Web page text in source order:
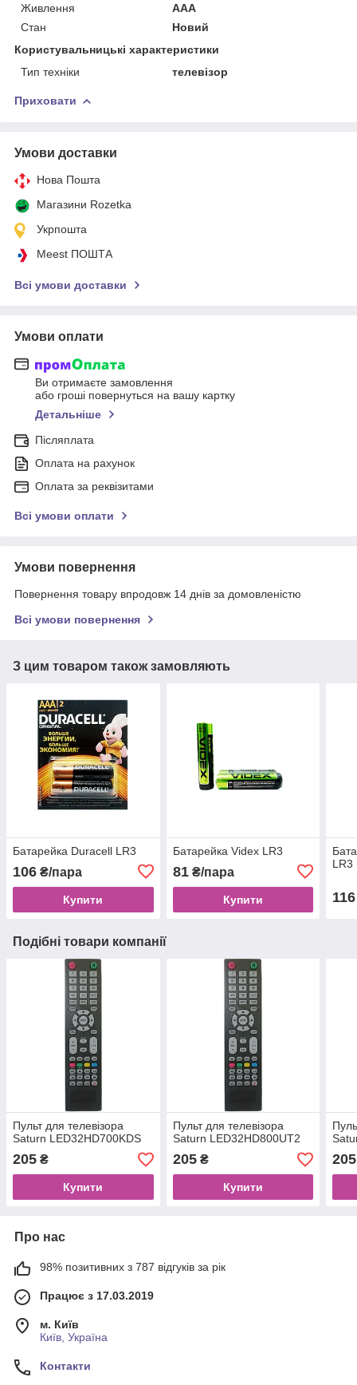
Живлення
AAA
Стан
Новий
Користувальницькі характеристики
Тип техніки
телевізор
Приховати
Умови доставки
Нова Пошта
Магазини Rozetka
Укрпошта
Meest ПОШТА
Всі умови доставки
Умови оплати
Ви отримаєте замовлення
або гроші повернуться на вашу картку
Детальніше
Післяплата
Оплата на рахунок
Оплата за реквізитами
Всі умови оплати
Умови повернення
Повернення товару впродовж 14 днів за домовленістю
Всі умови повернення
З цим товаром також замовляють
Батарейка Duracell LR3
106 ₴/пара
Купити
Батарейка Videx LR3
81₴/пара
Купити
LR3
116
Подібні товари компанії
Пульт для телевізора
Saturn LED32HD700KDS
205 ₴
Купити
Пульт для телевізора
Saturn LED32HD800UT2
205₴
Купити
205
Про нас
98% позитивних з 787 відгуків за рік
Працює з 17.03.2019
м. Київ
Київ, Україна
Контакти